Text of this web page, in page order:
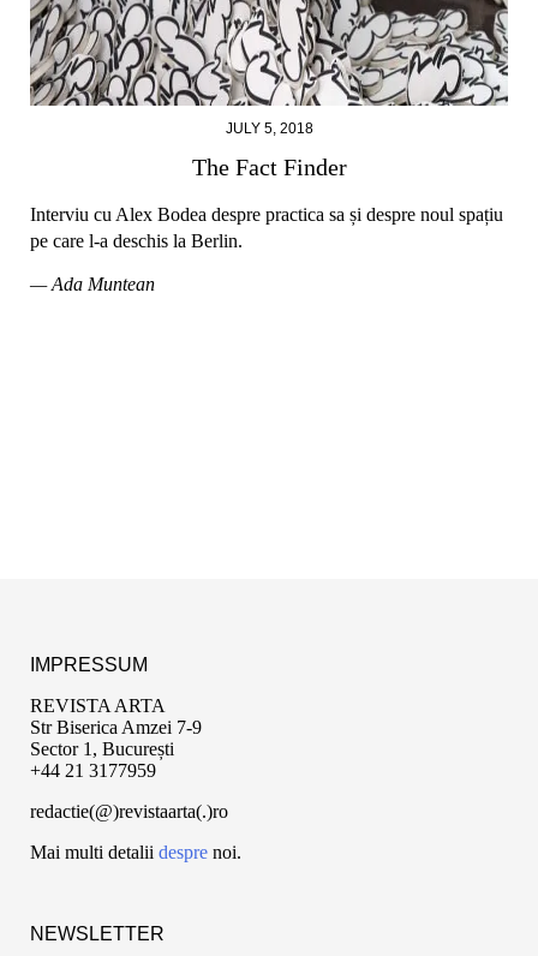
JULY 5, 2018
The Fact Finder
Interviu cu Alex Bodea despre practica sa și despre noul spațiu
pe care l-a deschis la Berlin.
— Ada Muntean
IMPRESSUM
REVISTA ARTA
Str Biserica Amzei 7-9
Sector 1, București
+44 21 3177959
redactie(@)revistaarta(.)ro
Mai multi detalii despre noi.
NEWSLETTER